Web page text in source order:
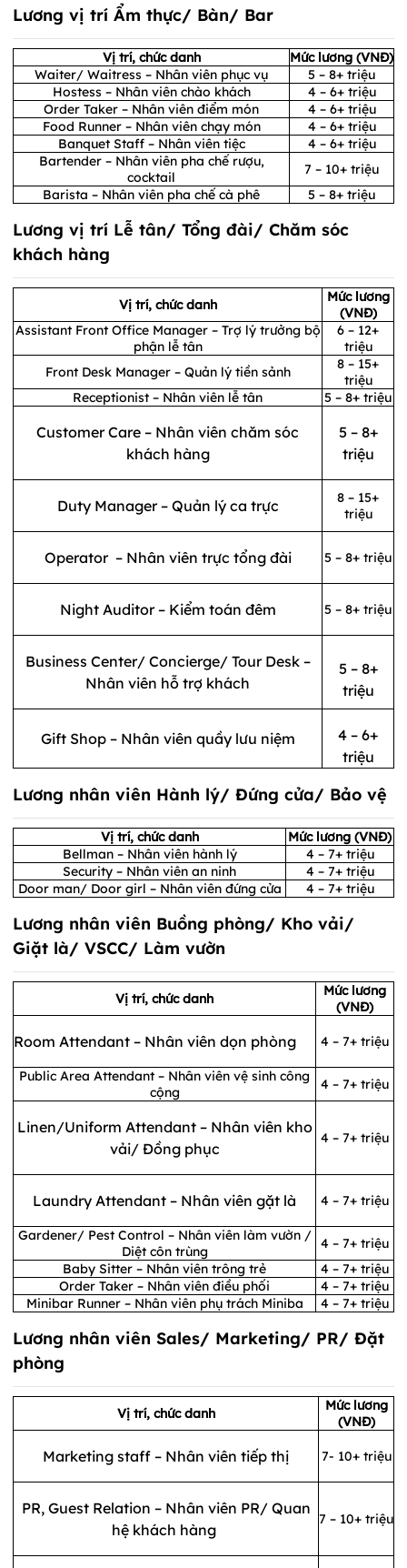
Lương vị trí Ẩm thực/ Bàn/ Bar
Vị trí, chức danh
Mức lương (VNĐ)
Waiter/ Waitress – Nhân viên phục vụ
5 – 8+ triệu
Hostess – Nhân viên chào khách
4 – 6+ triệu
Order Taker – Nhân viên điểm món
4 – 6+ triệu
Food Runner – Nhân viên chạy món
4 – 6+ triệu
Banquet Staff – Nhân viên tiệc
4 – 6+ triệu
Bartender – Nhân viên pha chế rượu,
cocktail
7 – 10+ triệu
Barista – Nhân viên pha chế cà phê
5 – 8+ triệu
Lương vị trí Lễ tân/ Tổng đài/ Chăm sóc
khách hàng
Vị trí, chức danh
Mức lương
(VNĐ)
Assistant Front Office Manager – Trợ lý trưởng bộ
phận lễ tân
6 – 12+
triệu
Front Desk Manager – Quản lý tiền sảnh
8 – 15+
triệu
Receptionist – Nhân viên lễ tân
5 – 8+ triệu
Customer Care – Nhân viên chăm sóc
khách hàng
5 – 8+
triệu
Duty Manager – Quản lý ca trực
8 – 15+
triệu
Operator – Nhân viên trực tổng đài 5 – 8+ triệu
Night Auditor – Kiểm toán đêm 5 – 8+ triệu
Business Center/ Concierge/ Tour Desk –
Nhân viên hỗ trợ khách
5 – 8+
triệu
Gift Shop – Nhân viên quầy lưu niệm
4 – 6+
triệu
Lương nhân viên Hành lý/ Đứng cửa/ Bảo vệ
Vị trí, chức danh
Mức lương (VNĐ)
Bellman – Nhân viên hành lý
4 – 7+ triệu
Security – Nhân viên an ninh
4 – 7+ triệu
Door man/ Door girl – Nhân viên đứng cửa
4 – 7+ triệu
Lương nhân viên Buồng phòng/ Kho vải/
Giặt là/ VSCC/ Làm vườn
Vị trí, chức danh
Mức lương
(VNĐ)
Room Attendant – Nhân viên dọn phòng 4 – 7+ triệu
Public Area Attendant – Nhân viên vệ sinh công
cộng
4 – 7+ triệu
Linen/Uniform Attendant – Nhân viên kho
vải/ Đồng phục
4 – 7+ triệu
Laundry Attendant – Nhân viên gặt là 4 – 7+ triệu
Gardener/ Pest Control – Nhân viên làm vườn /
Diệt côn trùng
4 – 7+ triệu
Baby Sitter – Nhân viên trông trẻ
4 – 7+ triệu
Order Taker – Nhân viên điều phối
4 – 7+ triệu
Minibar Runner – Nhân viên phụ trách Miniba
4 – 7+ triệu
Lương nhân viên Sales/ Marketing/ PR/ Đặt
phòng
Vị trí, chức danh
Mức lương
(VNĐ)
Marketing staff – Nhân viên tiếp thị 7- 10+ triệu
PR, Guest Relation – Nhân viên PR/ Quan
hệ khách hàng
7 – 10+ triệu